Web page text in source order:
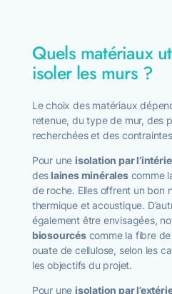
Quels matériaux
isoler les murs ?
Le choix des matériaux
retenue, du type de mur, des
recherchées et des
Pour une isolation par
deslaines minéralescomme
de roche. Elles offrent un bon
thermique et acoustique.
également être envisagées,
biosourcéscomme la fibre de
ouate de cellulose, selon les
les objectifs du projet.
Pour une isolation par